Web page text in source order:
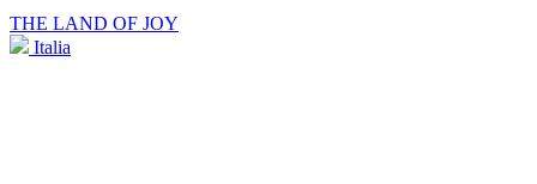
THE LAND OF JOY
Italia